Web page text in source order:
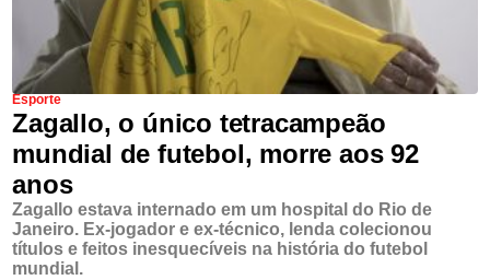
Esporte
Zagallo, o único tetracampeão
mundial de futebol, morre aos 92
anos
Zagallo estava internado em um hospital do Rio de
Janeiro. Ex-jogador e ex-técnico, lenda colecionou
títulos e feitos inesquecíveis na história do futebol
mundial.